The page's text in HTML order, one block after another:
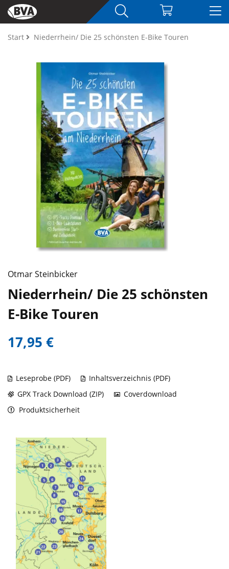
Start Niederrhein/ Die 25 schönsten E-Bike Touren
Otmar Steinbicker
Niederrhein/ Die 25 schönsten
E-Bike Touren
17,95 €
Leseprobe (PDF)
Inhaltsverzeichnis (PDF)
GPX Track Download (ZIP)
Coverdownload
Produktsicherheit